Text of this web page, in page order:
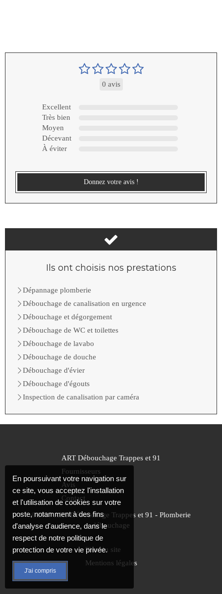
0 avis
Excellent
Très bien
Moyen
Décevant
À éviter
Donnez votre avis !
Ils ont choisis nos prestations
Dépannage plomberie
Débouchage de canalisation en urgence
Débouchage et dégorgement
Débouchage de WC et toilettes
Débouchage de lavabo
Débouchage de douche
Débouchage d'évier
Débouchage d'égouts
Inspection de canalisation par caméra
ART Débouchage Trappes et 91
Fournisseurs
Avis
Contact
©2017 ART Débouchage Trappes et 91 - Plomberie
débouchage
Plan du site
Mentions légales
En poursuivant votre navigation sur
ce site, vous acceptez l'installation
et l'utilisation de cookies sur votre
poste, notamment à des fins
d'analyse d'audience, dans le
respect de notre politique de
protection de votre vie privée.
J'ai compris